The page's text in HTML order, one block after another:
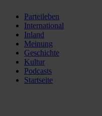
Parteileben
International
Inland
Meinung
Geschichte
Kultur
Podcasts
Startseite